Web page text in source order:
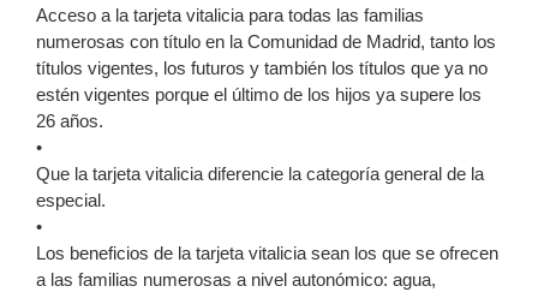
Acceso a la tarjeta vitalicia para todas las familias
numerosas con título en la Comunidad de Madrid, tanto los
títulos vigentes, los futuros y también los títulos que ya no
estén vigentes porque el último de los hijos ya supere los
26 años.
•
Que la tarjeta vitalicia diferencie la categoría general de la
especial.
•
Los beneficios de la tarjeta vitalicia sean los que se ofrecen
a las familias numerosas a nivel autonómico: agua,